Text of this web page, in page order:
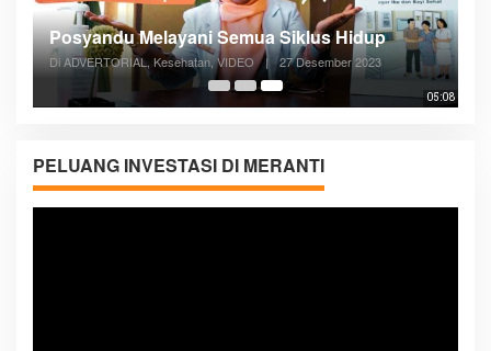
05:08
Posyandu Melayani Semua Siklus Hidup
Di ADVERTORIAL, Kesehatan, VIDEO | 27 Desember 2023
PELUANG INVESTASI DI MERANTI